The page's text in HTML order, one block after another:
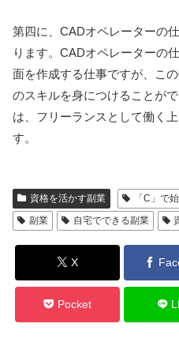
第四に、CADオペレーターの
ります。CADオペレーターの
面を作成する仕事ですが、こ
のスキルを身につけることが
は、フリーランスとして働く
す。
資格を活かす副業 「C」で
副業
自宅でできる副業
X
Pocket